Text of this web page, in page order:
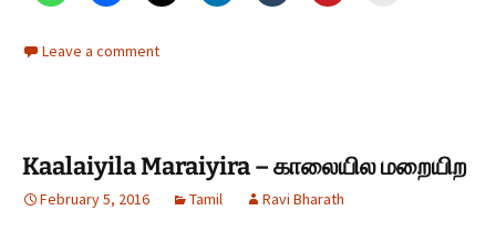
Leave a comment
Kaalaiyila Maraiyira – காலையில மறையிற
February 5, 2016 Tamil Ravi Bharath